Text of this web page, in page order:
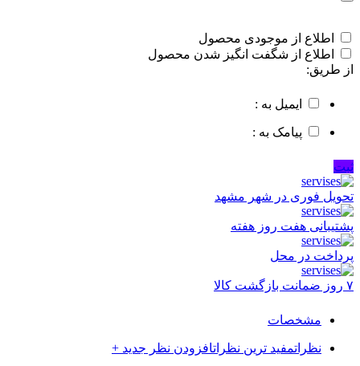
اطلاع از موجودی محصول
اطلاع از شگفت انگیز شدن محصول
از طریق:
ایمیل به :
پیامک به :
ثبت
تحویل فوری در شهر مشهد
پشتیبانی هفت روز هفته
پرداخت در محل
۷ روز ضمانت بازگشت کالا
مشخصات
نظراتمفید ترین نظراتافزودن نظر جدید +